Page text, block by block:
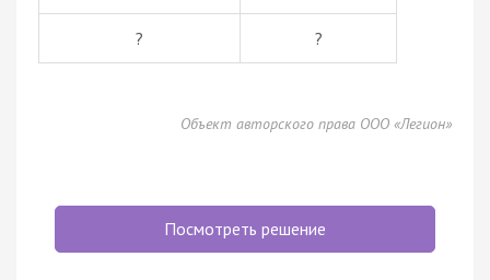
? ?
Объект авторского права ООО «Легион»
Посмотреть решение